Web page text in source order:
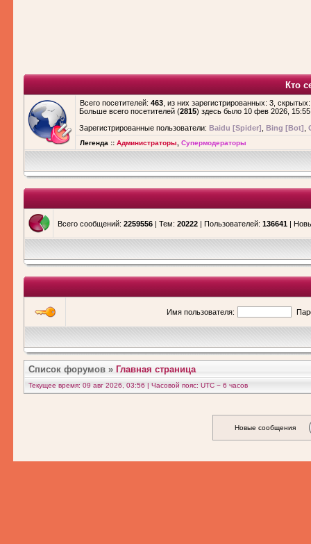
Кто
Всего посетителей: 463 , из них зарегистрированных: 3,
Больше всего посетителей (2815) здесь было 10 фев 2026, 15:55
Зарегистрированные пользователи: Baidu [Spider] Bing [Bot]
Легенда :: Администраторы Супермодераторы
Всего сообщений: 2259556 | Тем: 20222 | Пользователей: 136641 |
Имя пользователя:
Список форумов » Главная страница
Текущее время: 09 авг 2026, 03:56 | Часовой пояс: UTC − 6 часов
Новые сообщения